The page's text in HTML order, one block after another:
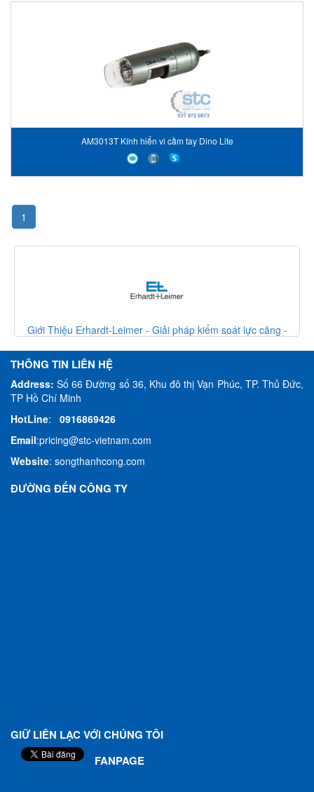
AM3013T Kính hiển vi cầm tay Dino Lite
1
- Giải pháp kiểm soát lực căng -
THÔNG TIN LIÊN HỆ
Address:Số 66 Đường số 36, Khu đô thị Vạn Phúc, TP. Thủ Đức,
TP Hồ Chí Minh
HotLine: 0916869426
Email:pricing@stc-vietnam.com
Website: songthanhcong.com
ĐƯỜNG ĐẾN CÔNG TY
GIỮ LIÊN LẠC VỚI CHÚNG TÔI
FANPAGE